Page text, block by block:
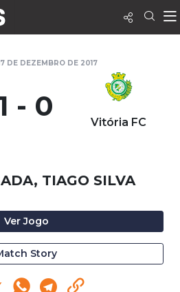
DE DEZEMBRO DE 2017
- 0 Vitória FC
TIAGO SILVA
Ver Jogo
Story